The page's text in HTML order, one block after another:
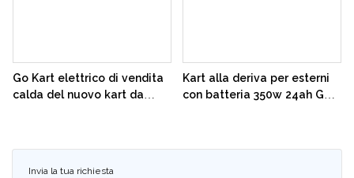
Invia la tua richiesta
Go Kart elettrico di vendita
calda del nuovo kart da
Kart alla deriva per esterni
con batteria 350w 24ah Go